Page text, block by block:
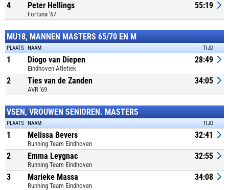
4 Peter Hellings
Fortuna '67
55:19
MU18, MANNEN MASTERS 65/70 EN M
PLAATS NAAM TIJD
1 Diogo van Diepen
Eindhoven Atletiek
28:49
2 Ties van de Zanden
AVR '69
34:05
VSEN, VROUWEN SENIOREN. MASTERS
PLAATS NAAM TIJD
1 Melissa Bevers
Running Team Eindhoven
32:41
2 Emma Leygnac
Running Team Eindhoven
32:55
3 Marieke Massa
Running Team Eindhoven
34:08